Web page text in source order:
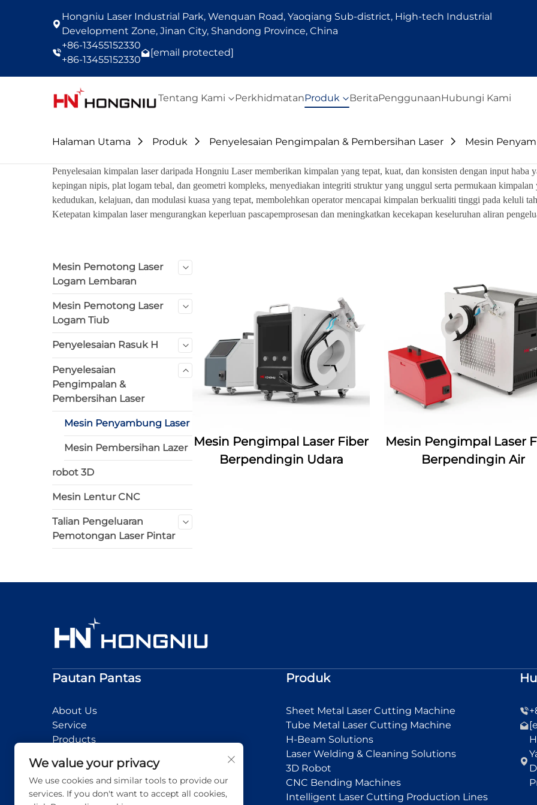
Hongniu Laser Industrial Park, Wenquan Road, Yaoqiang Sub-district, High-tech Industrial
Development Zone, Jinan City, Shandong Province, China
+86-13455152330
+86-13455152330
[email protected]
Tentang Kami PerkhidmatanProduk BeritaPenggunaanHubungi Kami
Halaman Utama Produk Penyelesaian Pengimpalan & Pembersihan Laser Mesin
Penyelesaian kimpalan laser daripada Hongniu Laser memberikan kimpalan yang tepat, kuat, dan konsisten dengan input
kepingan nipis, plat logam tebal, dan geometri kompleks, menyediakan integriti struktur yang unggul serta permukaan
kedudukan, kelajuan, dan modulasi kuasa yang tepat, membolehkan operator mencapai kimpalan berkualiti tinggi pada keluli
Ketepatan kimpalan laser mengurangkan keperluan pascapemprosesan dan meningkatkan kecekapan keseluruhan aliran
Mesin Pemotong Laser
Logam Lembaran
Mesin Pemotong Laser
Logam Tiub
Penyelesaian Rasuk H
Penyelesaian
Pengimpalan &
Pembersihan Laser
Mesin Penyambung Laser
Mesin Pembersihan Lazer
robot 3D
Mesin Lentur CNC
Talian Pengeluaran
Pemotongan Laser Pintar
Mesin Pengimpal Laser Fiber
Berpendingin Udara
Mesin Pengimpal Laser
Berpendingin Air
Pautan Pantas
About Us
Service
Products
Application
Contact Us
Produk
Sheet Metal Laser Cutting Machine
Tube Metal Laser Cutting Machine
H-Beam Solutions
Laser Welding & Cleaning Solutions
3D Robot
CNC Bending Machines
Intelligent Laser Cutting Production Lines
We value your privacy
We use cookies and similar tools to provide our
services. If you don't want to accept all cookies,